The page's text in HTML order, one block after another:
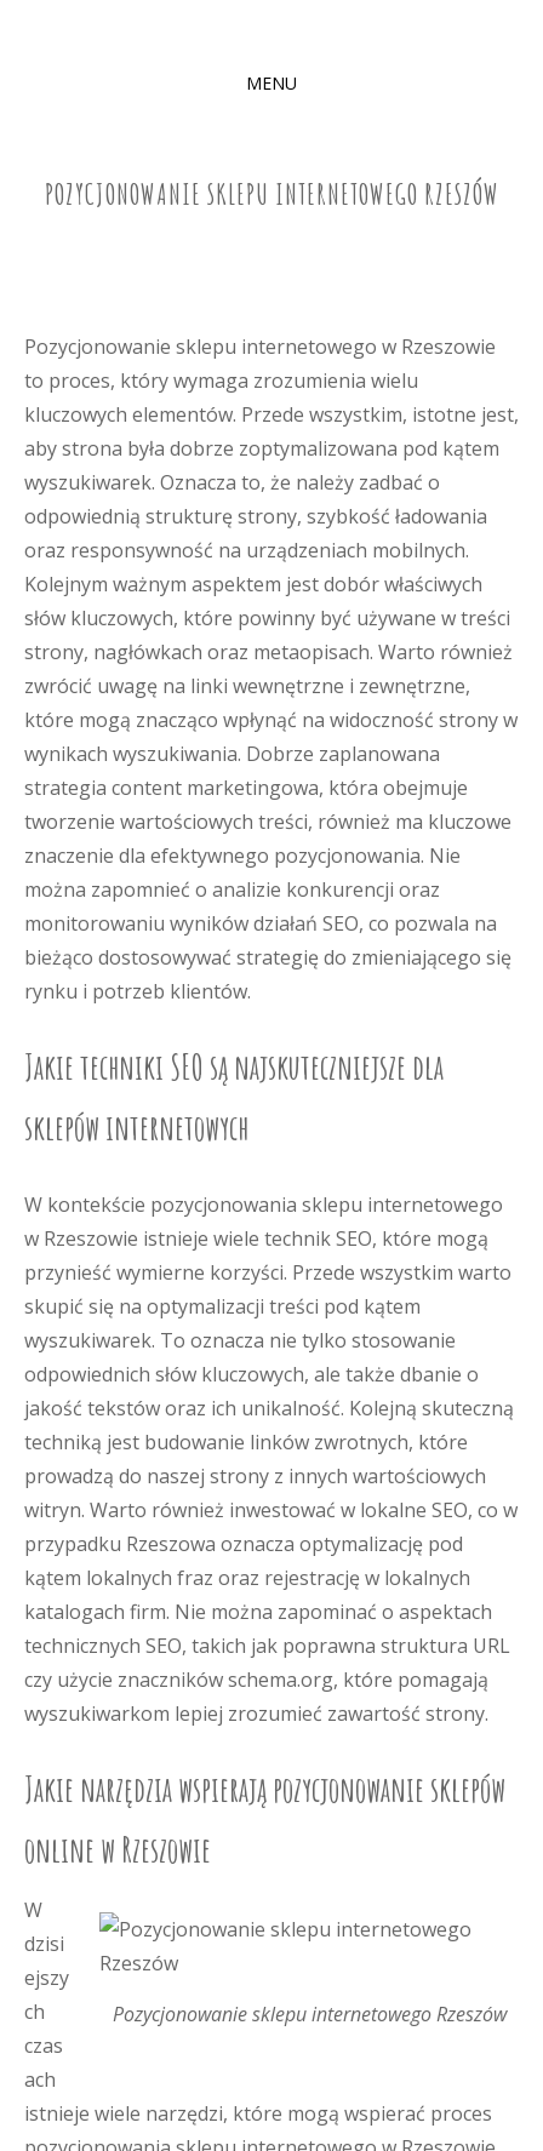
MENU
CONTENT
POZYCJONOWANIE SKLEPU INTERNETOWEGO RZESZÓW
Pozycjonowanie sklepu internetowego w Rzeszowie
to proces, który wymaga zrozumienia wielu
kluczowych elementów. Przede wszystkim, istotne jest,
aby strona była dobrze zoptymalizowana pod kątem
wyszukiwarek. Oznacza to, że należy zadbać o
odpowiednią strukturę strony, szybkość ładowania
oraz responsywność na urządzeniach mobilnych.
Kolejnym ważnym aspektem jest dobór właściwych
słów kluczowych, które powinny być używane w treści
strony, nagłówkach oraz metaopisach. Warto również
zwrócić uwagę na linki wewnętrzne i zewnętrzne,
które mogą znacząco wpłynąć na widoczność strony w
wynikach wyszukiwania. Dobrze zaplanowana
strategia content marketingowa, która obejmuje
tworzenie wartościowych treści, również ma kluczowe
znaczenie dla efektywnego pozycjonowania. Nie
można zapomnieć o analizie konkurencji oraz
monitorowaniu wyników działań SEO, co pozwala na
bieżąco dostosowywać strategię do zmieniającego się
rynku i potrzeb klientów.
Jakie techniki SEO są najskuteczniejsze dla
sklepów internetowych
W kontekście pozycjonowania sklepu internetowego
w Rzeszowie istnieje wiele technik SEO, które mogą
przynieść wymierne korzyści. Przede wszystkim warto
skupić się na optymalizacji treści pod kątem
wyszukiwarek. To oznacza nie tylko stosowanie
odpowiednich słów kluczowych, ale także dbanie o
jakość tekstów oraz ich unikalność. Kolejną skuteczną
techniką jest budowanie linków zwrotnych, które
prowadzą do naszej strony z innych wartościowych
witryn. Warto również inwestować w lokalne SEO, co w
przypadku Rzeszowa oznacza optymalizację pod
kątem lokalnych fraz oraz rejestrację w lokalnych
katalogach firm. Nie można zapominać o aspektach
technicznych SEO, takich jak poprawna struktura URL
czy użycie znaczników schema.org, które pomagają
wyszukiwarkom lepiej zrozumieć zawartość strony.
Jakie narzędzia wspierają pozycjonowanie sklepów
online w Rzeszowie
Pozycjonowanie sklepu internetowego Rzeszów
W
dzisi
ejszy
ch
czas
ach
istnieje wiele narzędzi, które mogą wspierać proces